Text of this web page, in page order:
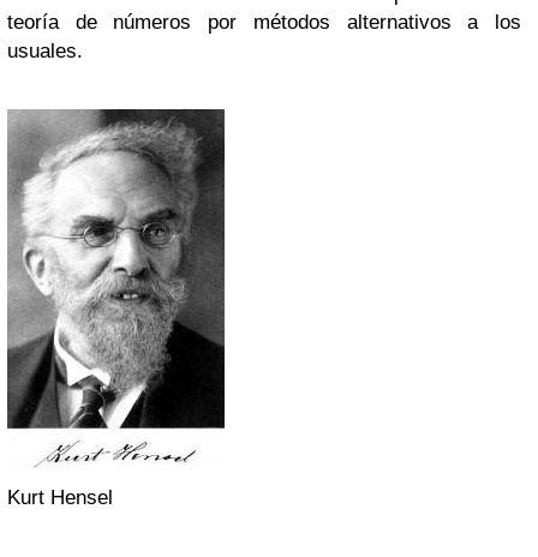
teoría de números por métodos alternativos a los
usuales.
Kurt Hensel